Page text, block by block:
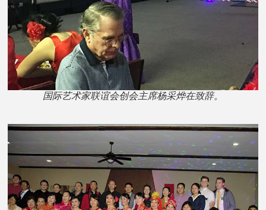
国际艺术家联谊会创会主席杨采烨在致辞。